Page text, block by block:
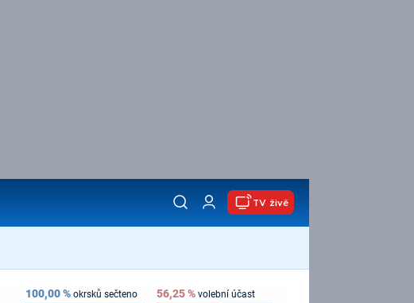
TV živě
100,00% okrsků sečteno 56,25% volební účast